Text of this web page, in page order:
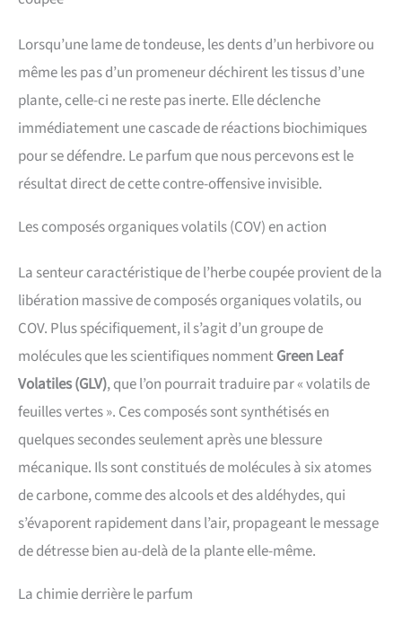
Lorsqu’une lame de tondeuse, les dents d’un herbivore ou
même les pas d’un promeneur déchirent les tissus d’une
plante, celle-ci ne reste pas inerte. Elle déclenche
immédiatement une cascade de réactions biochimiques
pour se défendre. Le parfum que nous percevons est le
résultat direct de cette contre-offensive invisible.
Les composés organiques volatils (COV) en action
La senteur caractéristique de l’herbe coupée provient de la
libération massive de composés organiques volatils, ou
COV. Plus spécifiquement, il s’agit d’un groupe de
molécules que les scientifiques nommentGreen Leaf
Volatiles (GLV), que l’on pourrait traduire par « volatils de
feuilles vertes ». Ces composés sont synthétisés en
quelques secondes seulement après une blessure
mécanique. Ils sont constitués de molécules à six atomes
de carbone, comme des alcools et des aldéhydes, qui
s’évaporent rapidement dans l’air, propageant le message
de détresse bien au-delà de la plante elle-même.
La chimie derrière le parfum